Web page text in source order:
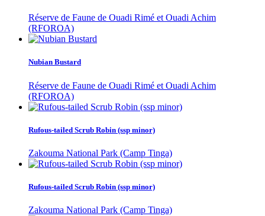
Réserve de Faune de Ouadi Rimé et Ouadi Achim
(RFOROA)
Nubian Bustard
Réserve de Faune de Ouadi Rimé et Ouadi Achim
(RFOROA)
Rufous-tailed Scrub Robin (ssp minor)
Zakouma National Park (Camp Tinga)
Rufous-tailed Scrub Robin (ssp minor)
Zakouma National Park (Camp Tinga)